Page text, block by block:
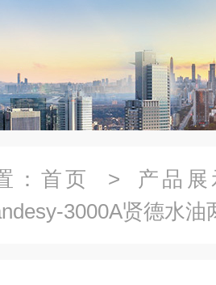
： 首页 > 产品展
3000A贤德水油